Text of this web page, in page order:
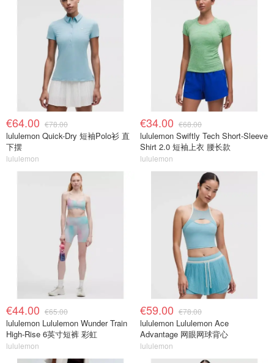
€64.00 €78.00
lululemon Quick-Dry 短袖Polo衫 直
下摆
lululemon
€34.00 €68.00
lululemon Swiftly Tech Short-Sleeve
Shirt 2.0 短袖上衣 腰长款
lululemon
€44.00 €65.00
lululemon Lululemon Wunder Train
High-Rise 6英寸短裤 彩虹
lululemon
€59.00 €78.00
lululemon Lululemon Ace
Advantage 网眼网球背心
lululemon